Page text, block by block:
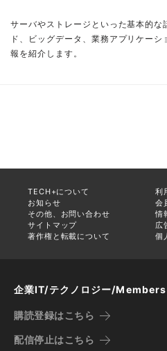
サーバやストレージといった基本的な
ド、ビッグデータ、業務アプリケー
報を紹介します。
TECH+について
利
お知らせ
会
その他、お問い合わせ
情
サイトマップ
広
著作権と転載について
個
企業IT/テクノロジー/
購読登録はこちら
配信停止はこちら